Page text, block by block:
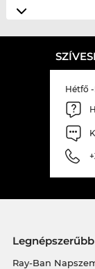
Hétfő
Ray-Ban